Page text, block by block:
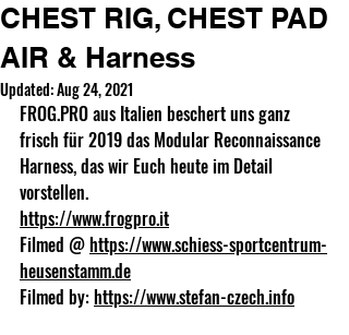
CHEST RIG, CHEST PAD
AIR & Harness
Updated:Aug 24, 2021
FROG.PRO aus Italien beschert uns ganz
frisch für 2019 das Modular Reconnaissance
Harness, das wir Euch heute im Detail
vorstellen.
https://www.frogpro.it
Filmed @ https://www.schiess-sportcentrum-
heusenstamm.de
Filmed by: https://www.stefan-czech.info